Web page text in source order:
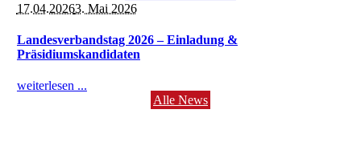
17.04.20263. Mai 2026
Landesverbandstag 2026 – Einladung &
Präsidiumskandidaten
weiterlesen ...
Alle News